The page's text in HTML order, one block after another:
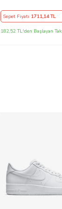
Sepet Fiyatı 1711,14 TL
182,52 TL'den Başlayan